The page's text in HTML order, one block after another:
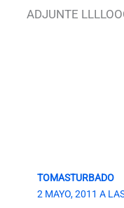
ADJUNTE
TOMASTURBADO
2 MAYO, 2011 A